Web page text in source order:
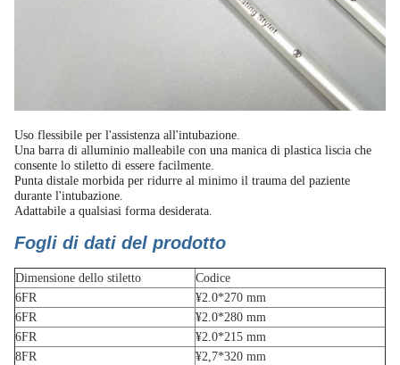
Uso flessibile per l'assistenza all'intubazione.
Una barra di alluminio malleabile con una manica di plastica liscia che
consente lo stiletto di essere facilmente.
Punta distale morbida per ridurre al minimo il trauma del paziente
durante l'intubazione.
Adattabile a qualsiasi forma desiderata.
Fogli di dati del prodotto
Dimensione dello stiletto
Codice
6FR
¥2.0*270 mm
6FR
¥2.0*280 mm
6FR
¥2.0*215 mm
8FR
¥2,7*320 mm